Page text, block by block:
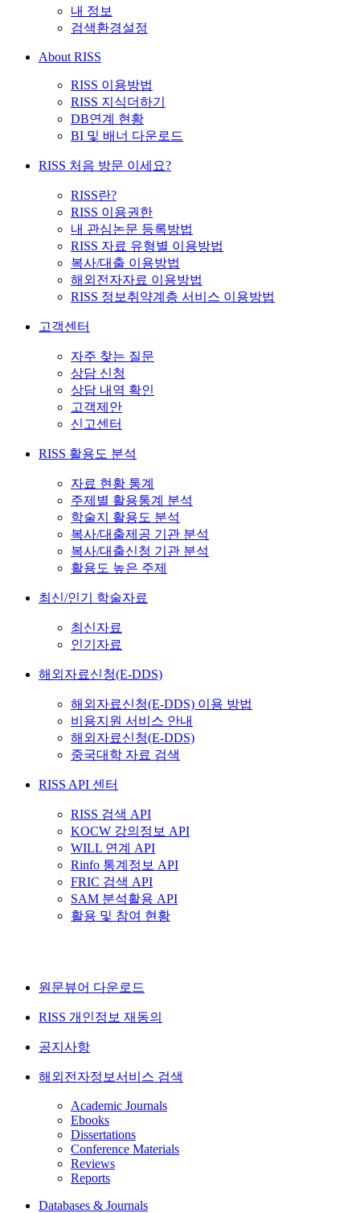
내 정보
검색환경설정
About RISS
RISS 이용방법
RISS 지식더하기
DB연계 현황
BI 및 배너 다운로드
RISS 처음 방문 이세요?
RISS란?
RISS 이용권한
내 관심논문 등록방법
RISS 자료 유형별 이용방법
복사/대출 이용방법
해외전자자료 이용방법
RISS 정보취약계층 서비스 이용방법
고객센터
자주 찾는 질문
상담 신청
상담 내역 확인
고객제안
신고센터
RISS 활용도 분석
자료 현황 통계
주제별 활용통계 분석
학술지 활용도 분석
복사/대출제공 기관 분석
복사/대출신청 기관 분석
활용도 높은 주제
최신/인기 학술자료
최신자료
인기자료
해외자료신청(E-DDS)
해외자료신청(E-DDS) 이용 방법
비용지원 서비스 안내
해외자료신청(E-DDS)
중국대학 자료 검색
RISS API 센터
RISS 검색 API
KOCW 강의정보 API
WILL 연계 API
Rinfo 통계정보 API
FRIC 검색 API
SAM 분석활용 API
활용 및 참여 현황
원문뷰어 다운로드
RISS 개인정보 재동의
공지사항
해외전자정보서비스 검색
Academic Journals
Ebooks
Dissertations
Conference Materials
Reviews
Reports
Databases & Journals